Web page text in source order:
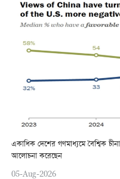
একাধিক দেশের গণমাধ্যমে বৈশ্বিক
আলোচনা করেছেন
05-Aug-2026